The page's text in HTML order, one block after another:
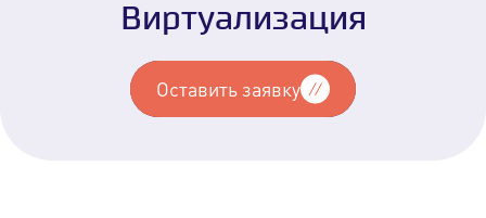
Виртуализация
Оставить заявку